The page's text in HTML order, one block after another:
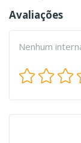
Avaliações
Nenhum